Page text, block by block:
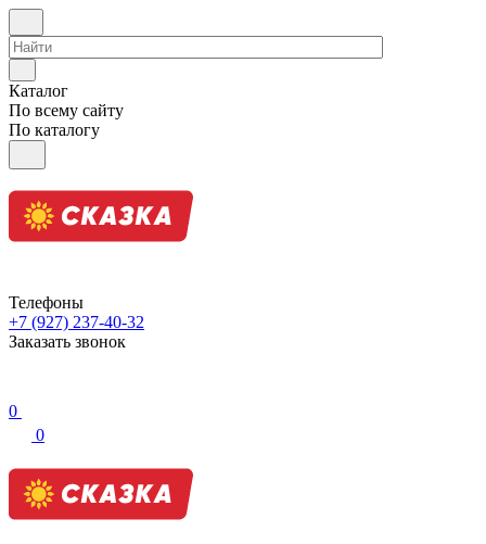
Каталог
По всему сайту
По каталогу
Телефоны
+7 (927) 237-40-32
Заказать звонок
0
0